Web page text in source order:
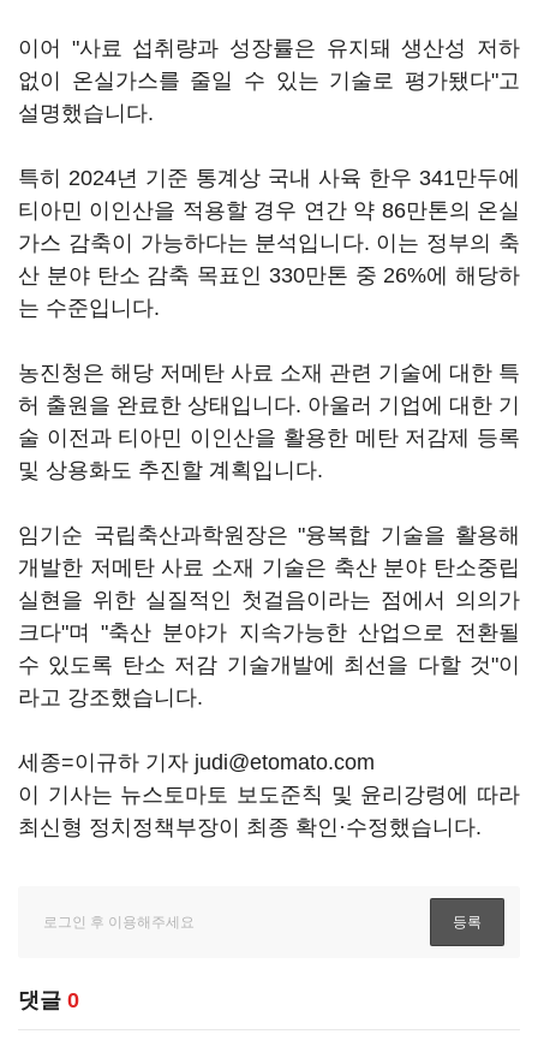
이어 "사료 섭취량과 성장률은 유지돼 생산성 저하
없이 온실가스를 줄일 수 있는 기술로 평가됐다"고
설명했습니다.
특히 2024년 기준 통계상 국내 사육 한우 341만두에
티아민 이인산을 적용할 경우 연간 약 86만톤의 온실
가스 감축이 가능하다는 분석입니다. 이는 정부의 축
산 분야 탄소 감축 목표인 330만톤 중 26%에 해당하
는 수준입니다.
농진청은 해당 저메탄 사료 소재 관련 기술에 대한 특
허 출원을 완료한 상태입니다. 아울러 기업에 대한 기
술 이전과 티아민 이인산을 활용한 메탄 저감제 등록
및 상용화도 추진할 계획입니다.
임기순 국립축산과학원장은 "융복합 기술을 활용해
개발한 저메탄 사료 소재 기술은 축산 분야 탄소중립
실현을 위한 실질적인 첫걸음이라는 점에서 의의가
크다"며 "축산 분야가 지속가능한 산업으로 전환될
수 있도록 탄소 저감 기술개발에 최선을 다할 것"이
라고 강조했습니다.
세종=이규하 기자 judi@etomato.com
이 기사는 뉴스토마토 보도준칙 및 윤리강령에 따라
최신형 정치정책부장이 최종 확인·수정했습니다.
댓글 0